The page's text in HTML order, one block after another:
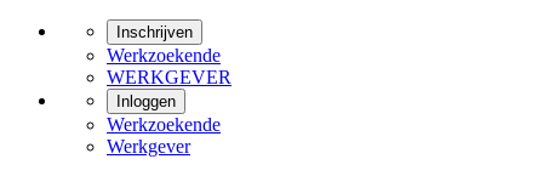
Inschrijven
Werkzoekende
WERKGEVER
Inloggen
Werkzoekende
Werkgever